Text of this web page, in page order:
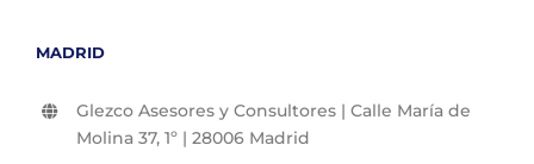
MADRID
Glezco Asesores y Consultores | Calle María de
Molina 37, 1º | 28006 Madrid